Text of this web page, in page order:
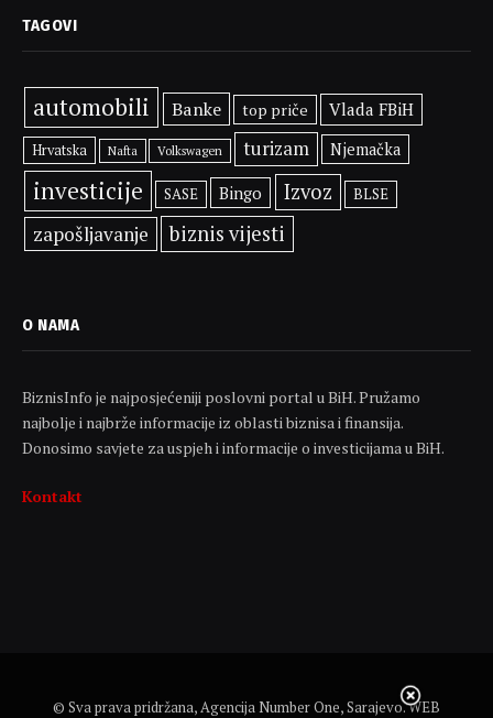
TAGOVI
automobili Banke top priče Vlada FBiH
Hrvatska Nafta Volkswagen turizam Njemačka
investicije SASE Bingo Izvoz BLSE
zapošljavanje biznis vijesti
O NAMA
BiznisInfo je najposjećeniji poslovni portal u BiH. Pružamo
najbolje i najbrže informacije iz oblasti biznisa i finansija.
Donosimo savjete za uspjeh i informacije o investicijama u BiH.
Kontakt
© Sva prava pridržana, Agencija Number One, Sarajevo. WEB